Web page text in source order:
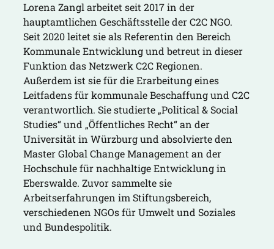
Lorena Zangl arbeitet seit 2017 in der
hauptamtlichen Geschäftsstelle der C2C NGO.
Seit 2020 leitet sie als Referentin den Bereich
Kommunale Entwicklung und betreut in dieser
Funktion das Netzwerk C2C Regionen.
Außerdem ist sie für die Erarbeitung eines
Leitfadens für kommunale Beschaffung und C2C
verantwortlich. Sie studierte „Political & Social
Studies“ und „Öffentliches Recht“ an der
Universität in Würzburg und absolvierte den
Master Global Change Management an der
Hochschule für nachhaltige Entwicklung in
Eberswalde. Zuvor sammelte sie
Arbeitserfahrungen im Stiftungsbereich,
verschiedenen NGOs für Umwelt und Soziales
und Bundespolitik.